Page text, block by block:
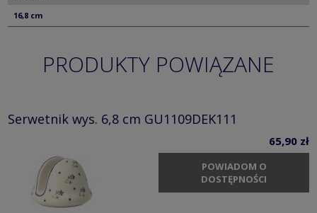
16,8 cm
PRODUKTY POWIĄZANE
Serwetnik wys. 6,8 cm GU1109DEK111
65,90 zł
POWIADOM O
DOSTĘPNOŚCI